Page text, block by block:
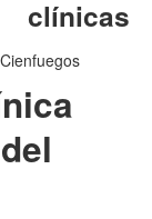
clínicas